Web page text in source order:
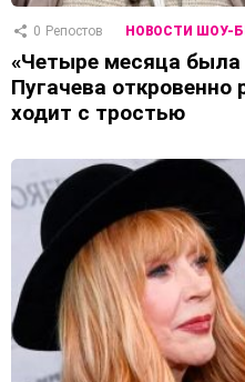
0 Репостов НОВОСТИ ШОУ-
«Четыре месяца
Пугачева откровенно
ходит с тростью